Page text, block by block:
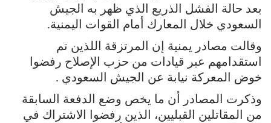
بعد حالة الفشل الذريع الذي ظهر به الجيش
السعودي خلال المعارك أمام القوات اليمنية.
وقالت مصادر يمنية إن المرتزقة اللذين تم
استقدامهم عبر قيادات من حزب الإصلاح رفضوا
خوض المعركة نيابة عن الجيش السعودي .
وذكرت المصادر أن ما يخص وضع الدفعة السابقة
من المقاتلين القبليين، الذين رفضوا الاشتراك في